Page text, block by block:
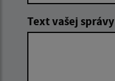
Text vašej